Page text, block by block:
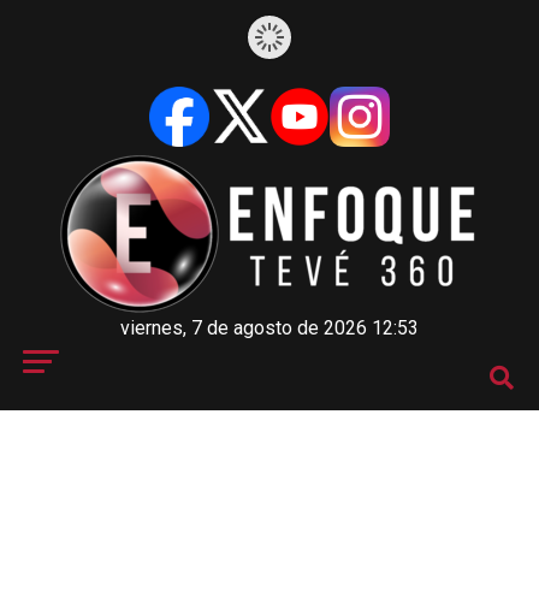
viernes, 7 de agosto de 2026 12:53